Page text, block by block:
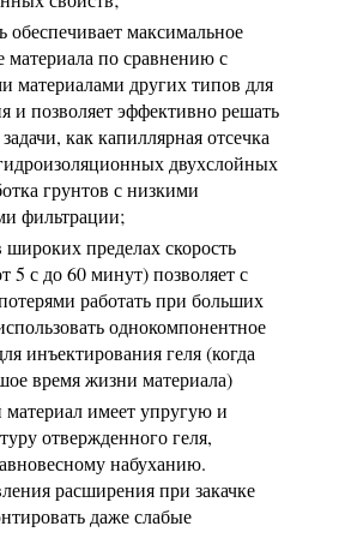
обеспечивает максимальное
материала по сравнению с
материалами других типов для
и позволяет эффективно решать
как капиллярная отсечка
двухслойных
грунтов с низкими
фильтрации;
широких пределах скорость
5 с до 60 минут) позволяет с
работать при больших
однокомпонентное
инъектирования геля (когда
время жизни материала)
имеет упругую и
отвержденного геля,
набуханию.
расширения при закачке
даже слабые